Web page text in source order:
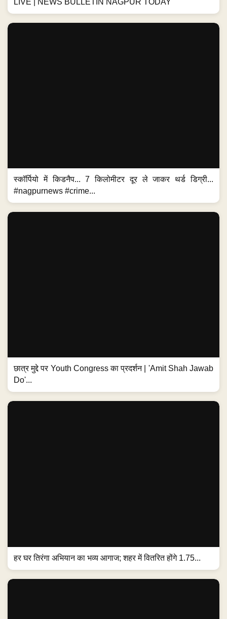
LIVE | NEWS BULLETIN NAGPUR TODAY
स्कॉर्पियो में किडनैप... 7 किलोमीटर दूर ले जाकर थर्ड डिग्री...
#nagpurnews #crime...
छात्र मुद्दे पर Youth Congress का प्रदर्शन | 'Amit Shah Jawab
Do'...
हर घर तिरंगा अभियान का भव्य आगाज; शहर में वितरित होंगे 1.75...